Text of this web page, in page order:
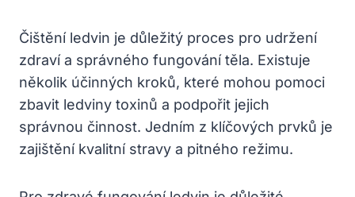
Čištění ledvin je důležitý​ proces pro udržení
zdraví a správného fungování těla. Existuje
několik ‌účinných kroků, které mohou pomoci
zbavit ledviny toxinů ‍a‍ podpořit jejich
správnou​ činnost. Jedním​ z ⁤klíčových ⁤prvků je‌
zajištění kvalitní‌ stravy a pitného režimu.